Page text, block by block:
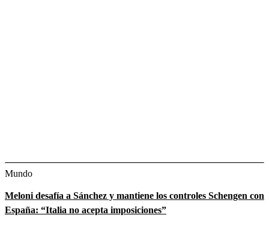
Mundo
Meloni desafía a Sánchez y mantiene los controles Schengen con
España: “Italia no acepta imposiciones”